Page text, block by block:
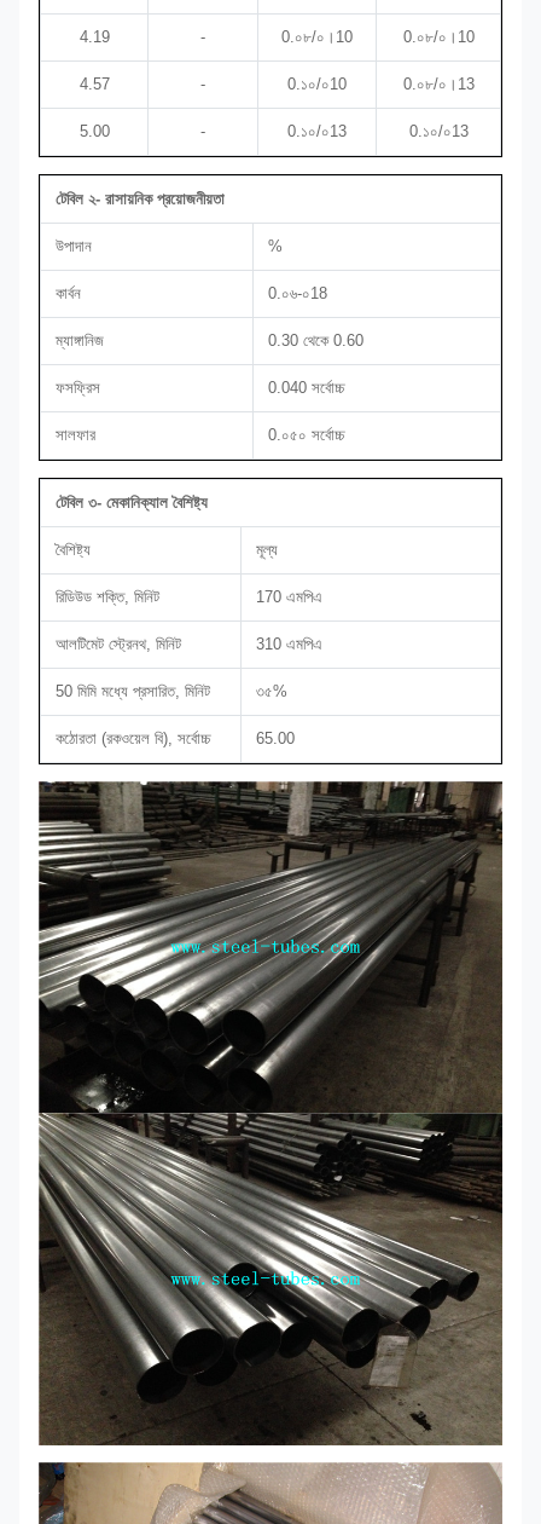
4.19 - 0.০৮/০।10 0.০৮/০।10
4.57 - 0.১০/০10 0.০৮/০।13
5.00 - 0.১০/০13 0.১০/০13
টেবিল ২- রাসায়নিক প্রয়োজনীয়তা
উপাদান %
কার্বন 0.০৬-০18
ম্যাঙ্গানিজ 0.30 থেকে 0.60
ফসফ্রিস 0.040 সর্বোচ্চ
সালফার 0.০৫০ সর্বোচ্চ
টেবিল ৩- মেকানিক্যাল বৈশিষ্ট্য
বৈশিষ্ট্য মূল্য
রিডিউড শক্তি, মিনিট 170 এমপিএ
আলটিমেট স্ট্রেনথ, মিনিট 310 এমপিএ
50 মিমি মধ্যে প্রসারিত, মিনিট ৩৫%
কঠোরতা (রকওয়েল বি), সর্বোচ্চ 65.00